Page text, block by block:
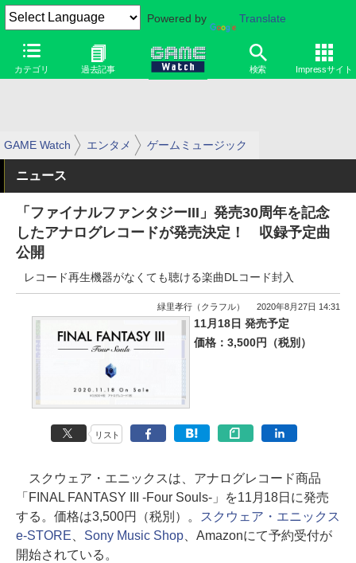
Powered by Translate
カテゴリ 過去記事 検索 Impressサイト
GAME Watch エンタメ ゲームミュージック
ニュース
「ファイナルファンタジーIII」発売30周年を記念
したアナログレコードが発売決定！ 収録予定曲
公開
レコード再生機器がなくても聴ける楽曲DLコード封入
緑里孝行（クラフル） 2020年8月27日 14:31
11月18日 発売予定
価格：3,500円（税別）
リスト
スクウェア・エニックスは、アナログレコード商品
「FINAL FANTASY III -Four Souls-」を11月18日に発売
する。価格は3,500円（税別）。
スクウェア・エニックス
e-STORE
Sony Music Shop、Amazonにて予約受付が
開始されている。